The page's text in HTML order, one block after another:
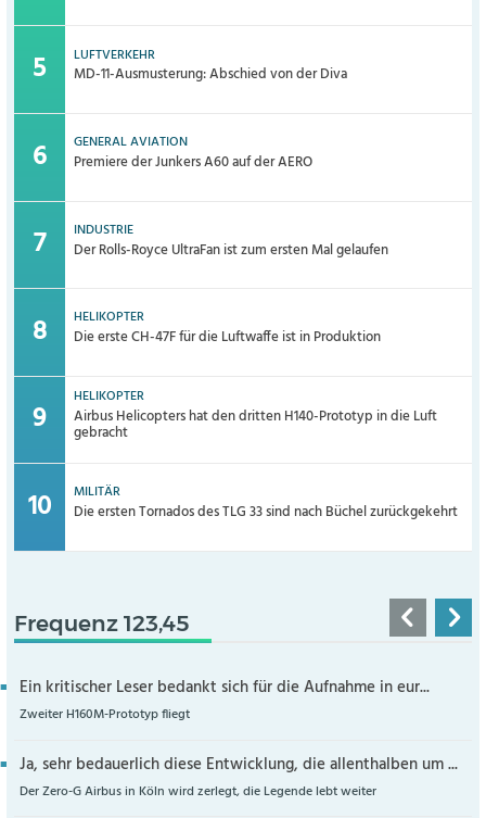
LUFTVERKEHR
MD-11-Ausmusterung: Abschied von der Diva
GENERAL AVIATION
Premiere der Junkers A60 auf der AERO
INDUSTRIE
Der Rolls-Royce UltraFan ist zum ersten Mal gelaufen
HELIKOPTER
Die erste CH-47F für die Luftwaffe ist in Produktion
HELIKOPTER
Airbus Helicopters hat den dritten H140-Prototyp in die Luft
gebracht
MILITÄR
Die ersten Tornados des TLG 33 sind nach Büchel zurückgekehrt
Frequenz 123,45
Ein kritischer Leser bedankt sich für die Aufnahme in eur...
Zweiter H160M-Prototyp fliegt
Ja, sehr bedauerlich diese Entwicklung, die allenthalben um ...
Der Zero-G Airbus in Köln wird zerlegt, die Legende lebt weiter